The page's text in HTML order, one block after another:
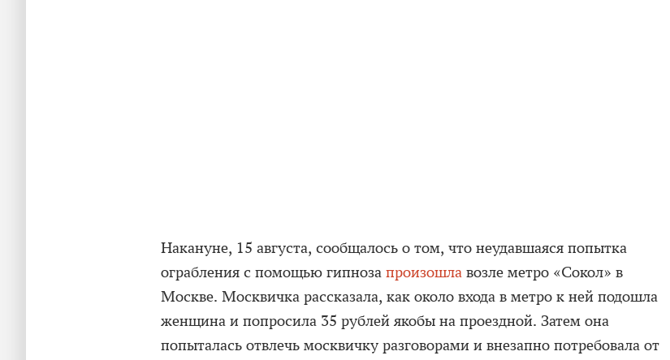
Накануне, 15 августа, сообщалось о том, что неудавшаяся попытка
ограбления с помощью гипноза произошла возле метро «Сокол» в
Москве. Москвичка рассказала, как около входа в метро к ней подошла
женщина и попросила 35 рублей якобы на проездной. Затем она
попыталась отвлечь москвичку разговорами и внезапно потребовала от